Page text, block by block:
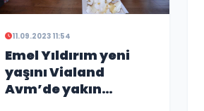
11.09.2023 11:54
Emel Yıldırım yeni
yaşını Vialand
Avm’de yakın